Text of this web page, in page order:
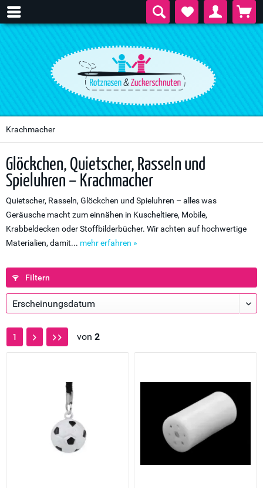
Krachmacher
Glöckchen, Quietscher, Rasseln und
Spieluhren – Krachmacher
Quietscher, Rasseln, Glöckchen und Spieluhren – alles was
Geräusche macht zum einnähen in Kuscheltiere, Mobile,
Krabbeldecken oder Stoffbilderbücher. Wir achten auf hochwertige
Materialien, damit... mehr erfahren »
Filtern
1 von 2